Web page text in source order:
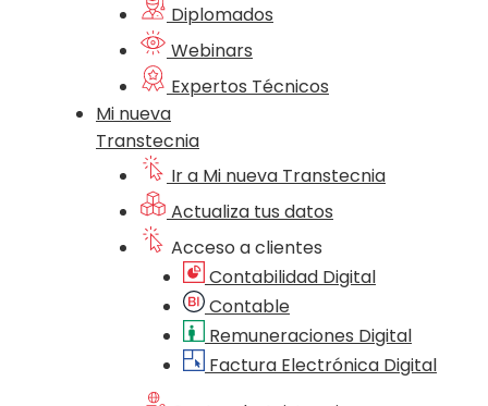
Diplomados
Webinars
Expertos Técnicos
Mi nueva
Transtecnia
Ir a Mi nueva Transtecnia
Actualiza tus datos
Acceso a clientes
Contabilidad Digital
Contable
Remuneraciones Digital
Factura Electrónica Digital